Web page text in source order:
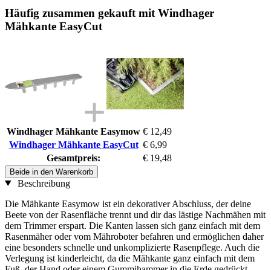
Häufig zusammen gekauft mit Windhager
Mähkante EasyCut
Windhager Mähkante Easymow € 12,49
Windhager Mähkante EasyCut € 6,99
Gesamtpreis:
€ 19,48
Beide in den Warenkorb
Beschreibung
Die Mähkante Easymow ist ein dekorativer Abschluss, der deine
Beete von der Rasenfläche trennt und dir das lästige Nachmähen mit
dem Trimmer erspart. Die Kanten lassen sich ganz einfach mit dem
Rasenmäher oder vom Mähroboter befahren und ermöglichen daher
eine besonders schnelle und unkomplizierte Rasenpflege. Auch die
Verlegung ist kinderleicht, da die Mähkante ganz einfach mit dem